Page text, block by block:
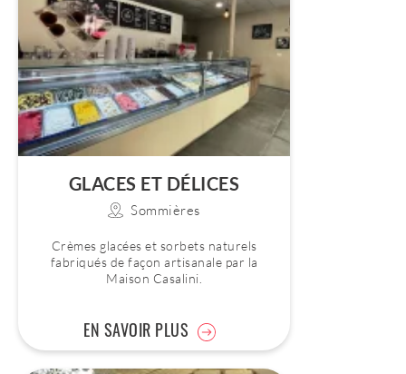
GLACES ET DÉLICES
Sommières
Crèmes glacées et sorbets naturels
fabriqués de façon artisanale par la
Maison Casalini.
EN SAVOIR PLUS